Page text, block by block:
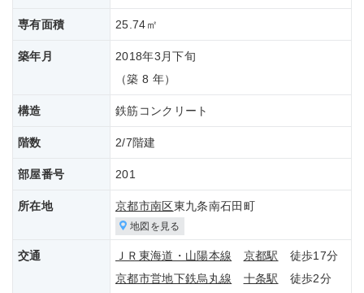
専有面積 25.74㎡
築年月
2018年3月下旬
（築 8 年）
構造 鉄筋コンクリート
階数 2/7階建
部屋番号 201
所在地 京都市南区東九条南石田町
地図を見る
交通 ＪＲ東海道・山陽本線 京都駅 徒歩17分
京都市営地下鉄烏丸線
十条駅 徒歩2分